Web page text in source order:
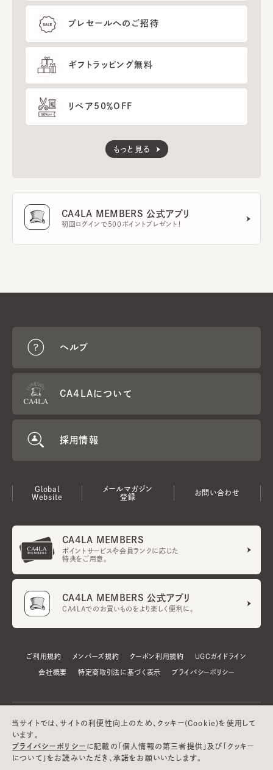
プレセールへのご招待
ギフトラッピング無料
リペア50％OFF
もっと見る
CA4LA MEMBERS 公式アプリ
初回ログインで500ポイントプレゼント！
ヘルプ
CA4LAについて
採用情報
Global
Website
メールマガジン
登録
お問い合わせ
CA4LA MEMBERS
ポイントサービスや会員ランクに応じた
特典をご用意。
CA4LA MEMBERS 公式アプリ
CA4LAでのお買いものをより楽しく便利に。
ご利用規約 メンバーズ規約 クーポン利用規約 UGCガイドライン
会社概要 特定商取引法に基づく表示 プライバシーポリシー
当サイトでは、サイトの利便性向上のため、クッキー(Cookie)を使用して
います。
プライバシーポリシー に記載の「個人情報の第三者提供」及び「クッキー
について」をお読みいただき、承諾をお願いいたします。